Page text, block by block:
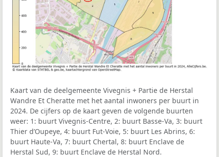
Kaart van de deelgemeente Vivegnis + Partie de Herstal
Wandre Et Cheratte met het aantal inwoners per buurt in
2024. De cijfers op de kaart geven de volgende buurten
weer: 1: buurt Vivegnis-Centre, 2: buurt Basse-Va, 3: buurt
Thier d’Oupeye, 4: buurt Fut-Voie, 5: buurt Les Abrins, 6:
buurt Haute-Va, 7: buurt Chertal, 8: buurt Enclave de
Herstal Sud, 9: buurt Enclave de Herstal Nord.